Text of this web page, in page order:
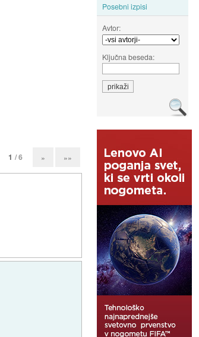
Posebni izpisi
Avtor:
Ključna beseda:
1 / 6 » »»